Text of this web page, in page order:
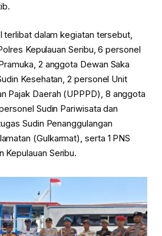
terlibat dalam kegiatan tersebut,
Kepulauan Seribu, 6 personel
2 anggota Dewan Saka
Kesehatan, 2 personel Unit
Pajak Daerah (UPPPD), 8 anggota
Sudin Pariwisata dan
Sudin Penanggulangan
(Gulkarmat), serta 1 PNS
Kepulauan Seribu.